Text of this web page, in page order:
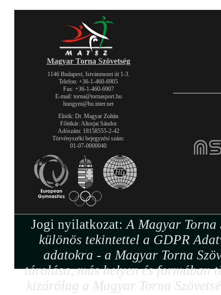
Magyar Torna Szövetség
1146 Budapest, Istvánmezei út 1-3.
Telefon: +36-1-460-6905
Fax: +36-1-460-6907
E-mail: torna@tornasport.hu
hungym@hu.inter.net
Elnök: Dr. Magyar Zoltán
Főtitkár: Altorjai Sándor
Adószám: 18158555-2-42
Törvényszéki bejegyzési szám:
01-07-0000040
Jogi nyilatkozat:A Magyar Torna
különös tekintettel a GDPR
adatokra - a Magyar Torna
tárolása, más helyen és formában
kizárólag a Magyar Torna